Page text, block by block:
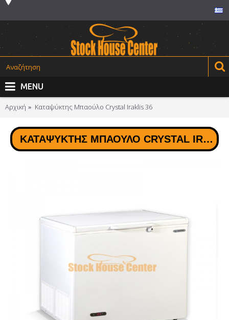
MENU
Αρχική Καταψύκτης Μπαούλο Crystal Iraklis 36
ΚΑΤΑΨΎΚΤΗΣ ΜΠΑΟΎΛΟ CRYSTAL IRAKLIS 36